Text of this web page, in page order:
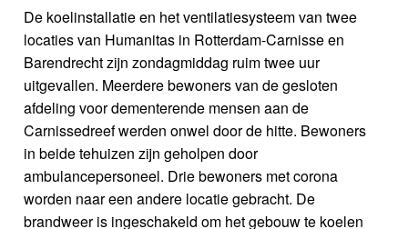
De koelinstallatie en het ventilatiesysteem van twee
locaties van Humanitas in Rotterdam-Carnisse en
Barendrecht zijn zondagmiddag ruim twee uur
uitgevallen. Meerdere bewoners van de gesloten
afdeling voor dementerende mensen aan de
Carnissedreef werden onwel door de hitte. Bewoners
in beide tehuizen zijn geholpen door
ambulancepersoneel. Drie bewoners met corona
worden naar een andere locatie gebracht. De
brandweer is ingeschakeld om het gebouw te koelen